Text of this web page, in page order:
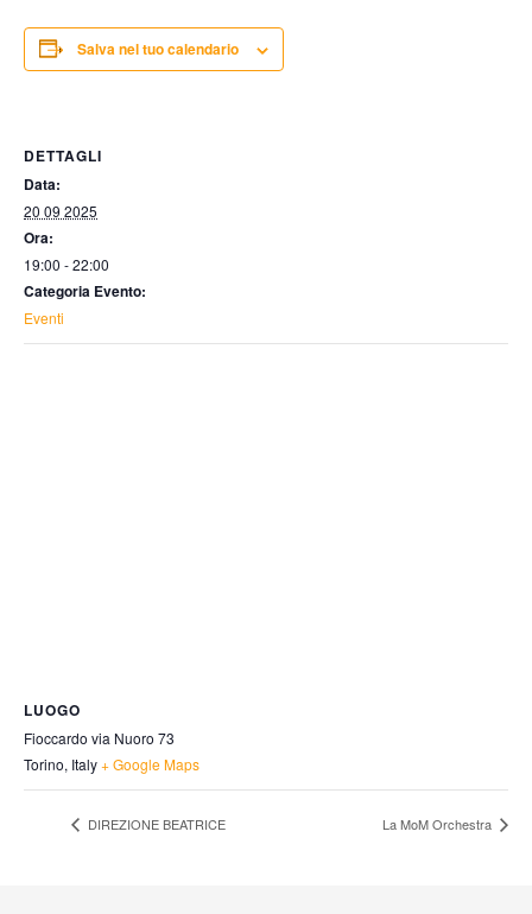
Salva nel tuo calendario
DETTAGLI
Data:
20 09 2025
Ora:
19:00 - 22:00
Categoria Evento:
Eventi
LUOGO
Fioccardo via Nuoro 73
Torino, Italy+ Google Maps
DIREZIONE BEATRICE La MoM Orchestra